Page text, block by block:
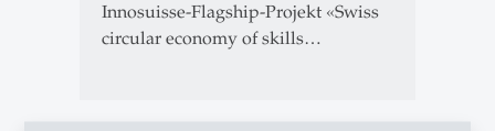
Innosuisse-Flagship-Projekt «Swiss
circular economy of skills…